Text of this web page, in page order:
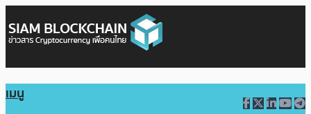
เมนู